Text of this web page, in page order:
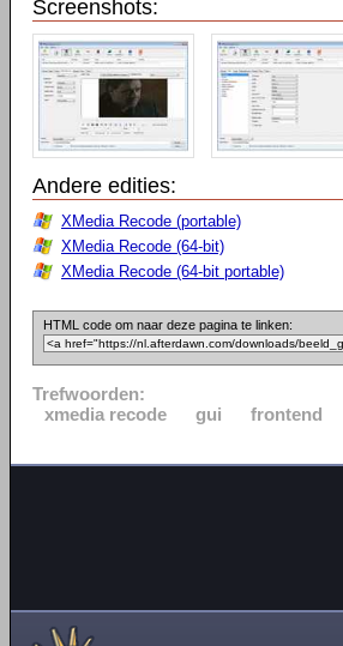
Screenshots:
Andere edities:
XMedia Recode (portable)
XMedia Recode (64-bit)
XMedia Recode (64-bit portable)
HTML code om naar deze pagina te linken:
Trefwoorden:
xmedia recode
gui frontend